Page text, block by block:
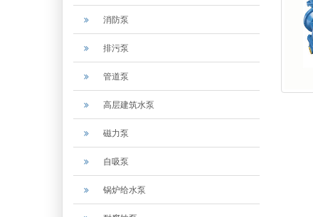
消防泵
排污泵
管道泵
高层建筑水泵
磁力泵
自吸泵
锅炉给水泵